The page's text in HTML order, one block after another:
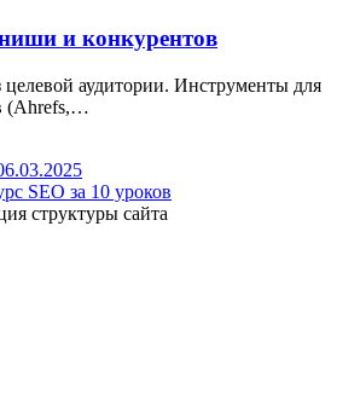
и конкурентов
целевой аудитории. Инструменты для
(Ahrefs,…
SEO за 10 уроков